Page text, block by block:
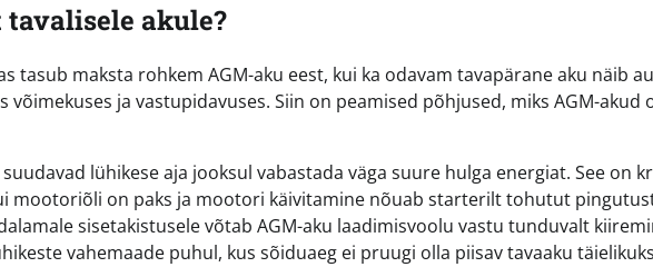
akule?
tasub maksta rohkem AGM-aku eest, kui ka odavam tavapärane aku näib
ja vastupidavuses. Siin on peamised põhjused, miks AGM-akud
suudavad lühikese aja jooksul vabastada väga suure hulga energiat. See on
mootoriõli on paks ja mootori käivitamine nõuab starterilt tohutut
sisetakistusele võtab AGM-aku laadimisvoolu vastu tunduvalt
vahemaade puhul, kus sõiduaeg ei pruugi olla piisav tavaaku täielikuks